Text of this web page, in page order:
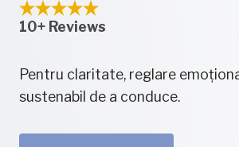
10+ Reviews
Pentru claritate, reglare
sustenabil de a conduce.